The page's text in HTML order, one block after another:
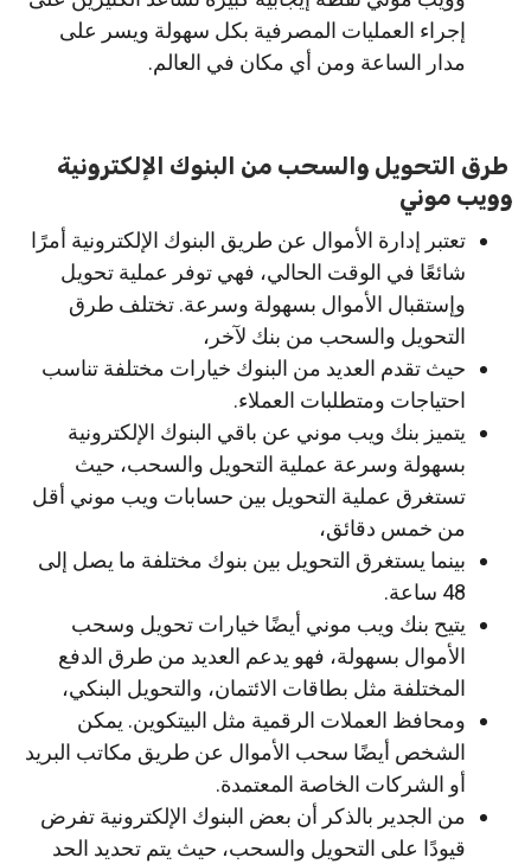
إجراء العمليات المصرفية بكل سهولة ويسر على
مدار الساعة ومن أي مكان في العالم.
طرق التحويل والسحب من البنوك الإلكترونية
وويب موني
تعتبر إدارة الأموال عن طريق البنوك الإلكترونية أمرًا
شائعًا في الوقت الحالي، فهي توفر عملية تحويل
وإستقبال الأموال بسهولة وسرعة. تختلف طرق
التحويل والسحب من بنك لآخر،
حيث تقدم العديد من البنوك خيارات مختلفة تناسب
احتياجات ومتطلبات العملاء.
يتميز بنك ويب موني عن باقي البنوك الإلكترونية
بسهولة وسرعة عملية التحويل والسحب، حيث
تستغرق عملية التحويل بين حسابات ويب موني أقل
من خمس دقائق،
بينما يستغرق التحويل بين بنوك مختلفة ما يصل إلى
48 ساعة.
يتيح بنك ويب موني أيضًا خيارات تحويل وسحب
الأموال بسهولة، فهو يدعم العديد من طرق الدفع
المختلفة مثل بطاقات الائتمان، والتحويل البنكي،
ومحافظ العملات الرقمية مثل البيتكوين. يمكن
الشخص أيضًا سحب الأموال عن طريق مكاتب البريد
أو الشركات الخاصة المعتمدة.
من الجدير بالذكر أن بعض البنوك الإلكترونية تفرض
قيودًا على التحويل والسحب، حيث يتم تحديد الحد